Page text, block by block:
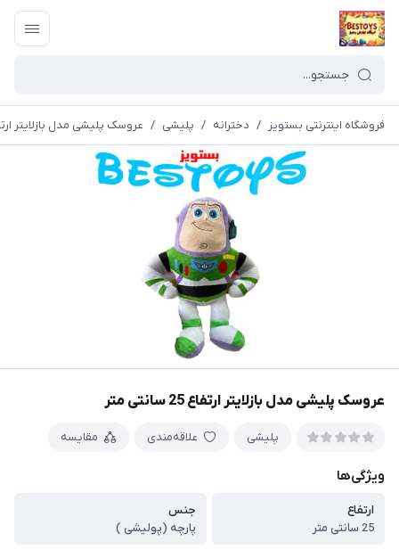
فروشگاه اینترنتی بستویز / دخترانه / پلیشی / عروسک پلیشی مدل بازلایتر ارتفاع 25
عروسک پلیشی مدل بازلایتر ارتفاع 25 سانتی متر
پلیشی علاقه‌مندی مقایسه
ویژگی‌ها
ارتفاع
25 سانتی متر
جنس
پارچه (پولیشی )